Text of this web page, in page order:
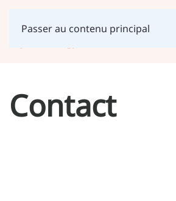
Passer au contenu principal
Contact